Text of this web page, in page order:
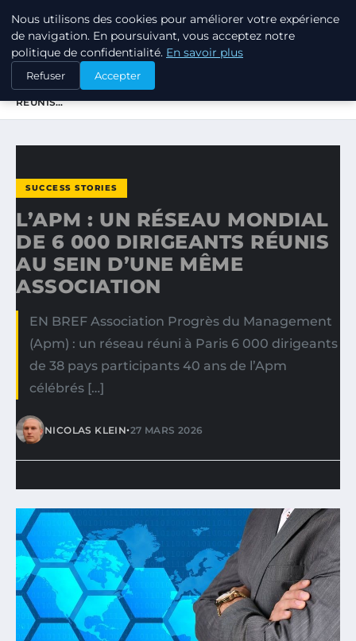
TUEZ-LES TOUS
ACCUEIL
SUCCESS STORIES
L’APM : UN RÉSEAU MONDIAL DE 6 000 DIRIGEANTS
RÉUNIS…
SUCCESS STORIES
L’APM : UN RÉSEAU MONDIAL
DE 6 000 DIRIGEANTS RÉUNIS
AU SEIN D’UNE MÊME
ASSOCIATION
EN BREF Association Progrès du Management
(Apm) : un réseau réuni à Paris 6 000 dirigeants
de 38 pays participants 40 ans de l’Apm
célébrés […]
NICOLAS KLEIN•27 MARS 2026
Nous utilisons des cookies pour améliorer votre expérience
de navigation. En poursuivant, vous acceptez notre
politique de confidentialité. En savoir plus
Refuser Accepter